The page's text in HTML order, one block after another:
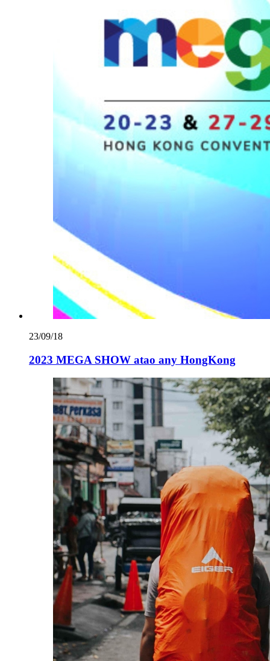
23/09/18
2023 MEGA SHOW atao any HongKong